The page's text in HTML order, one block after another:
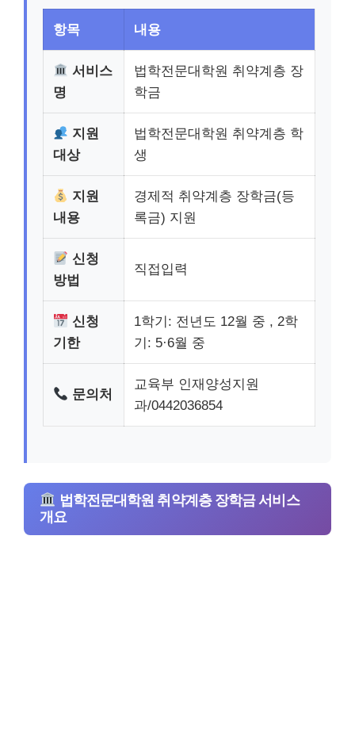
항목 내용
서비스
명
법학전문대학원 취약계층 장
학금
지원
대상
법학전문대학원 취약계층 학
생
지원
내용
경제적 취약계층 장학금(등
록금) 지원
신청
방법
직접입력
신청
기한
1학기: 전년도 12월 중 , 2학
기: 5·6월 중
문의처
교육부 인재양성지원
과/0442036854
법학전문대학원 취약계층 장학금 서비스
개요